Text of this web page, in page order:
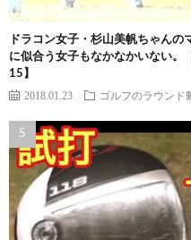
ドラコン女子・杉山美帆ちゃん
に似合う女子もなかなかいない。
15】
2018.01.23 ゴルフのラウンド